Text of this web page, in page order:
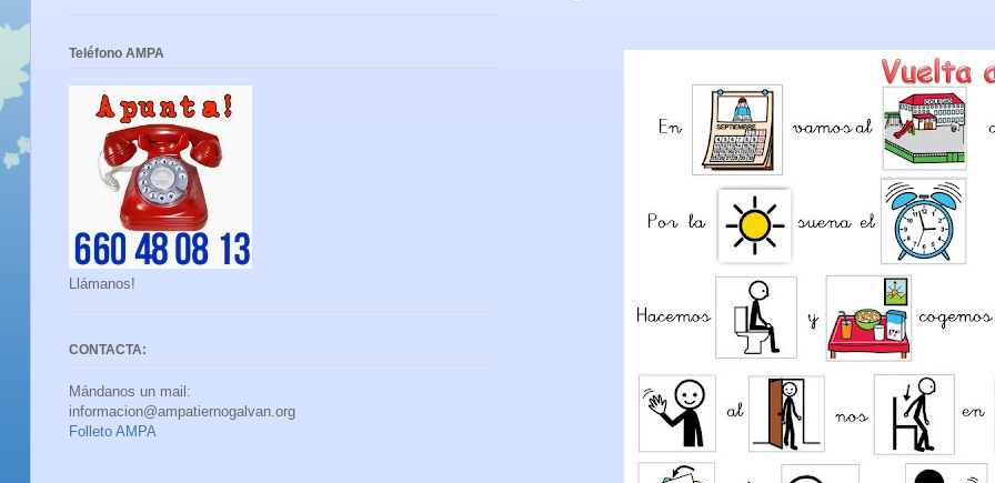
Teléfono AMPA
Llámanos!
CONTACTA:
Mándanos un mail:
informacion@ampatiernogalvan.org
Folleto AMPA